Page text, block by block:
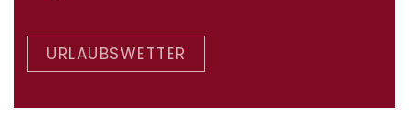
URLAUBSWETTER